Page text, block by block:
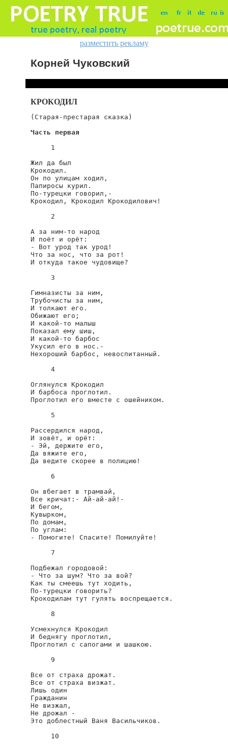
разместить рекламу
Корней Чуковский
КРОКОДИЛ
(Старая-престарая сказка)
Часть первая
     1
Жил да был
Крокодил.
Он по улицам ходил,
Папиросы курил.
По-турецки говорил,-
Крокодил, Крокодил Крокодилович!
     2
А за ним-то народ
И поёт и орёт:
- Вот урод так урод!
Что за нос, что за рот!
И откуда такое чудовище?
     3
Гимназисты за ним,
Трубочисты за ним,
И толкают его.
Обижают его;
И какой-то малыш
Показал ему шиш,
И какой-то барбос
Укусил его в нос.-
Нехороший барбос, невоспитанный.
     4
Оглянулся Крокодил
И барбоса проглотил.
Проглотил его вместе с ошейником.
     5
Рассердился народ,
И зовёт, и орёт:
- Эй, держите его,
Да вяжите его,
Да ведите скорее в полицию!
     6
Он вбегает в трамвай,
Все кричат:- Ай-ай-ай!-
И бегом,
Кувырком,
По домам,
По углам:
- Помогите! Спасите! Помилуйте!
     7
Подбежал городовой:
- Что за шум? Что за вой?
Как ты смеешь тут ходить,
По-турецки говорить?
Крокодилам тут гулять воспрещается.
     8
Усмехнулся Крокодил
И беднягу проглотил,
Проглотил с сапогами и шашкою.
     9
Все от страха дрожат.
Все от страха визжат.
Лишь один
Гражданин
Не визжал,
Не дрожал -
Это доблестный Ваня Васильчиков.
     10